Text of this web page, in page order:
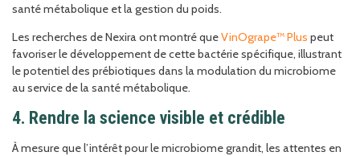
santé métabolique et la gestion du poids.
Les recherches de Nexira ont montré queVinOgrape™ Plus peut
favoriser le développement de cette bactérie spécifique, illustrant
le potentiel des prébiotiques dans la modulation du microbiome
au service de la santé métabolique.
4. Rendre la science visible et crédible
À mesure que l’intérêt pour le microbiome grandit, les attentes en